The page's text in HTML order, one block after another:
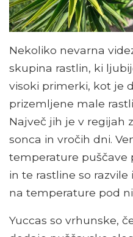
Nekoliko nevarna
skupina rastlin, ki
visoki primerki, kot je
prizemljene male
Največ jih je v regijah
sonca in vročih dni.
temperature puščave
in te rastline so
na temperature pod
Yuccas so vrhunske,